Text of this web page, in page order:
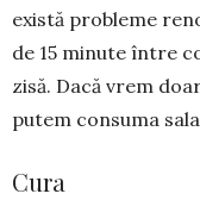
există probleme
de 15 minute între
zisă. Dacă vrem
putem con­suma
Cura